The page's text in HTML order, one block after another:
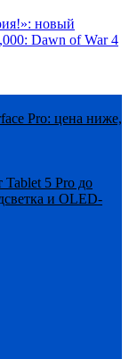
новый
Dawn of War 4
Pro: цена ниже,
Tablet 5 Pro до
и OLED-